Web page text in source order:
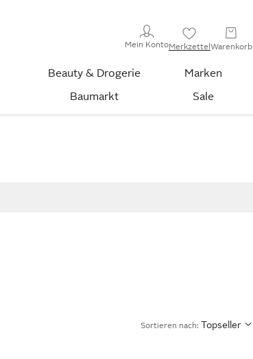
Mein KontoMerkzettelWarenkorb
Beauty & Drogerie
Marken
Baumarkt Sale
Sortieren nach: Topseller